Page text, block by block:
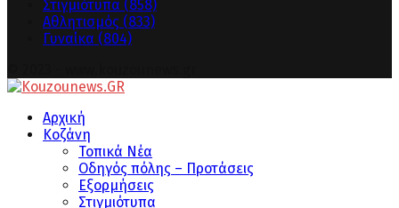
Στιγμιότυπα (858)
Αθλητισμός (833)
Γυναίκα (804)
Αρχική
Κοζάνη
Τοπικά Νέα
Οδηγός πόλης – Προτάσεις
Εξορμήσεις
Στιγμιότυπα